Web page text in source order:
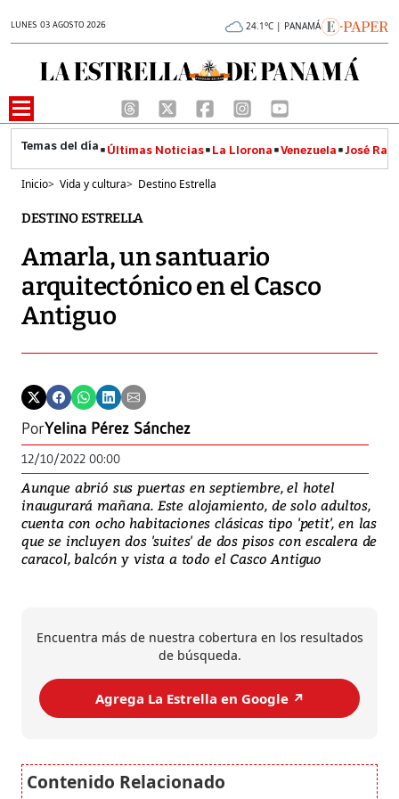
LUNES 03 AGOSTO 2026 24.1°C | PANAMÁ
Últimas Noticias La Llorona Venezuela José
Inicio> Vida y cultura> Destino Estrella
DESTINO ESTRELLA
Amarla, un santuario
arquitectónico en el Casco
Antiguo
PorYelina Pérez Sánchez
12/10/2022 00:00
Aunque abrió sus puertas en septiembre, el hotel
inaugurará mañana. Este alojamiento, de solo adultos,
cuenta con ocho habitaciones clásicas tipo 'petit', en las
que se incluyen dos 'suites' de dos pisos con escalera de
caracol, balcón y vista a todo el Casco Antiguo
Encuentra más de nuestra cobertura en los resultados
de búsqueda.
Agrega La Estrella en Google ↗️